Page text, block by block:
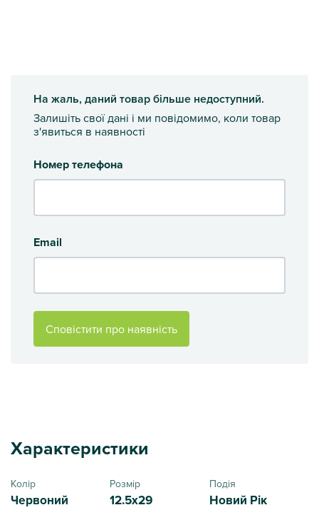
На жаль, даний товар більше недоступний.
Залишіть свої дані і ми повідомимо, коли товар
з'явиться в наявності
Номер телефона
Email
Сповістити про наявність
Характеристики
Колір
Червоний
Розмір
12.5x29
Подія
Новий Рік